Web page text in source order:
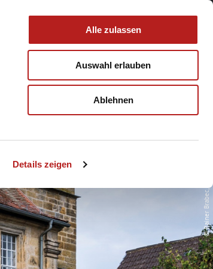
Details zeigen
Alle zulassen
Auswahl erlauben
Ablehnen
Buchen
© Rainer Brabec, Urlaubsregion Coburg.Rennsteig